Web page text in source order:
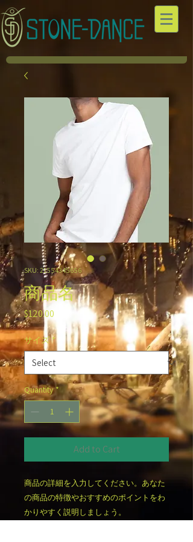
SKU: 21554345656
商品名
$120.00
サイズ *
Quantity *
Add to Cart
商品の詳細を入力してください。あなた
の商品の特徴やおすすめのポイントをわ
かりやすく説明しましょう。